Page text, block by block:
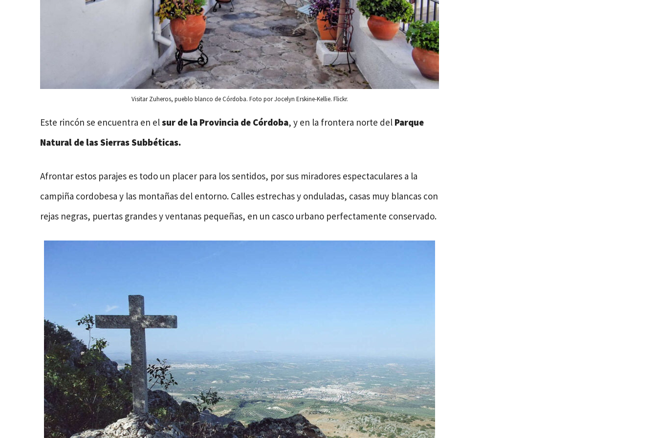
Visitar Zuheros, pueblo blanco de Córdoba. Foto por Jocelyn Erskine-Kellie. Flickr.
Este rincón se encuentra en elsur de la Provincia de Córdoba, y en la frontera norte del Parque
Natural de las Sierras Subbéticas.
Afrontar estos parajes es todo un placer para los sentidos, por sus miradores espectaculares a la
campiña cordobesa y las montañas del entorno. Calles estrechas y onduladas, casas muy blancas con
rejas negras, puertas grandes y ventanas pequeñas, en un casco urbano perfectamente conservado.